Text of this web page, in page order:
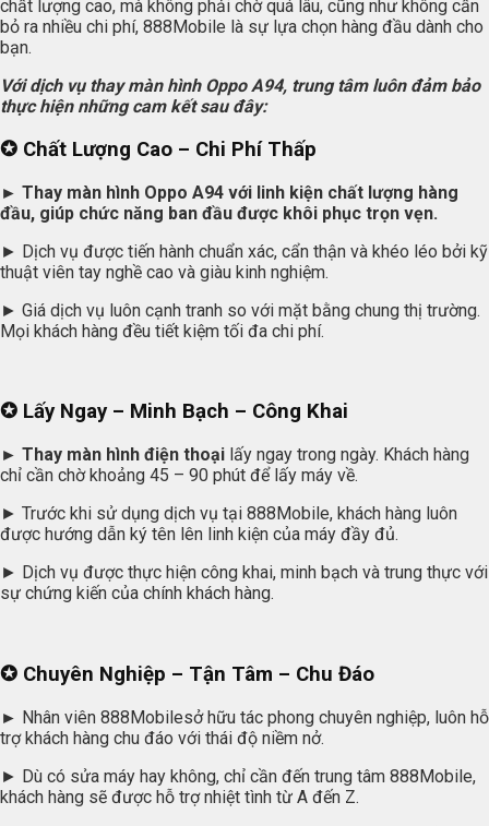
chất lượng cao, mà không phải chờ quá lâu, cũng như không cần
bỏ ra nhiều chi phí, 888Mobile là sự lựa chọn hàng đầu dành cho
bạn.
Với dịch vụ thay màn hình Oppo A94, trung tâm luôn đảm bảo
thực hiện những cam kết sau đây:
✪ Chất Lượng Cao – Chi Phí Thấp
► Thay màn hình Oppo A94 với linh kiện chất lượng hàng
đầu, giúp chức năng ban đầu được khôi phục trọn vẹn.
► Dịch vụ được tiến hành chuẩn xác, cẩn thận và khéo léo bởi kỹ
thuật viên tay nghề cao và giàu kinh nghiệm.
► Giá dịch vụ luôn cạnh tranh so với mặt bằng chung thị trường.
Mọi khách hàng đều tiết kiệm tối đa chi phí.
✪ Lấy Ngay – Minh Bạch – Công Khai
► Thay màn hình điện thoại lấy ngay trong ngày. Khách hàng
chỉ cần chờ khoảng 45 – 90 phút để lấy máy về.
► Trước khi sử dụng dịch vụ tại 888Mobile, khách hàng luôn
được hướng dẫn ký tên lên linh kiện của máy đầy đủ.
► Dịch vụ được thực hiện công khai, minh bạch và trung thực với
sự chứng kiến của chính khách hàng.
✪ Chuyên Nghiệp – Tận Tâm – Chu Đáo
► Nhân viên 888Mobilesở hữu tác phong chuyên nghiệp, luôn hỗ
trợ khách hàng chu đáo với thái độ niềm nở.
► Dù có sửa máy hay không, chỉ cần đến trung tâm 888Mobile,
khách hàng sẽ được hỗ trợ nhiệt tình từ A đến Z.